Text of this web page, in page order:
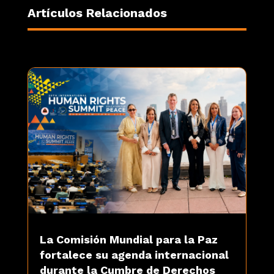
Artículos Relacionados
La Comisión Mundial para la Paz
fortalece su agenda internacional
durante la Cumbre de Derechos